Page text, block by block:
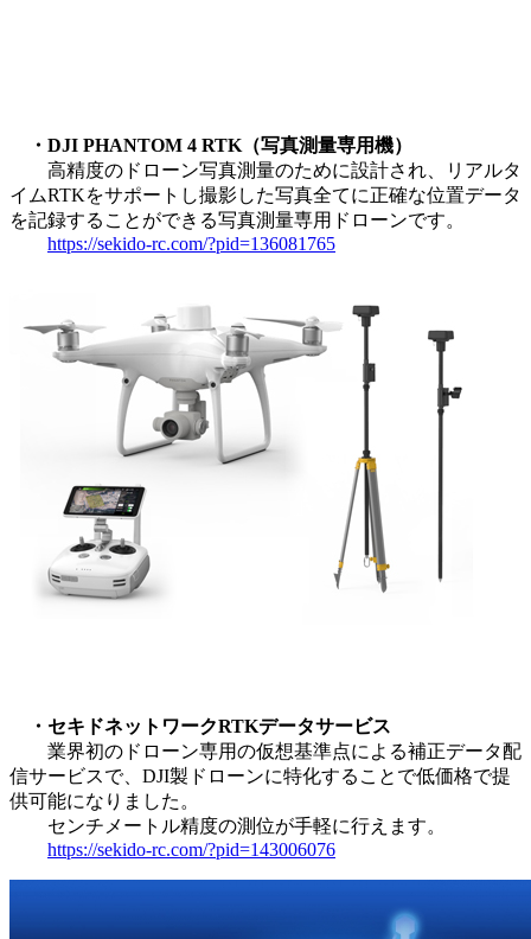
・DJI PHANTOM 4 RTK（写真測量専用機）
高精度のドローン写真測量のために設計され、リアルタ
イムRTKをサポートし撮影した写真全てに正確な位置データ
を記録することができる写真測量専用ドローンです。
https://sekido-rc.com/?pid=136081765
・セキドネットワークRTKデータサービス
業界初のドローン専用の仮想基準点による補正データ配
信サービスで、DJI製ドローンに特化することで低価格で提
供可能になりました。
センチメートル精度の測位が手軽に行えます。
https://sekido-rc.com/?pid=143006076